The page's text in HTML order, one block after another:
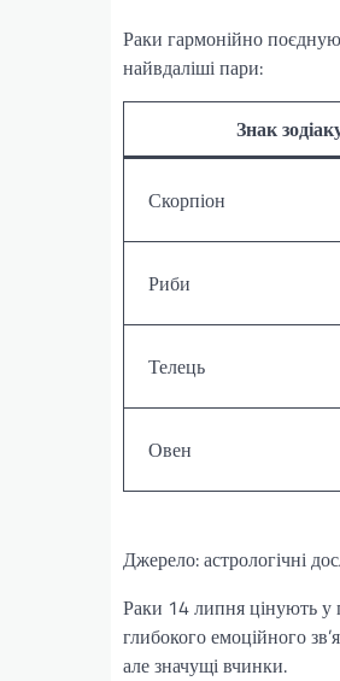
Раки гармонійно
найвдаліші пари:
Знак
Скорпіон
Риби
Телець
Овен
Джерело: астрологічні
Раки 14 липня цінують у
глибокого емоційного
але значущі вчинки.